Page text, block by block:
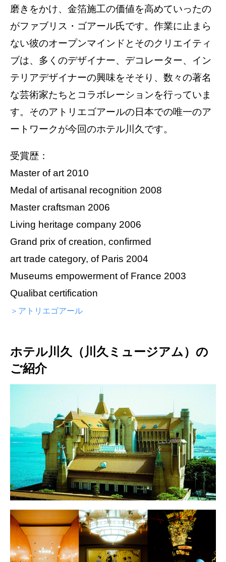
磨きをかけ、金箔施工の価値を高めていったの
がファブリス・ゴアール氏です。作業に止まら
ない彼のオープンマインドとそのクリエイティ
ブは、多くのデザイナー、デコレーター、イン
テリアデザイナーの興味をそそり、数々の著名
な芸術家たちとコラボレーションを行っていま
す。そのアトリエゴアールの日本での唯一のア
ートワークが今回のホテル川久です。
受賞歴：
Master of art 2010
Medal of artisanal recognition 2008
Master craftsman 2006
Living heritage company 2006
Grand prix of creation, confirmed
art trade category, of Paris 2004
Museums empowerment of France 2003
Qualibat certification
＞アトリエゴアール
ホテル川久（川久ミュージアム）の
ご紹介